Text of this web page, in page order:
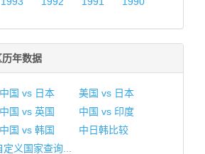
历年数据
中国 vs 日本
美国 vs 日本
中国 vs 英国
中国 vs 印度
中国 vs 韩国
中日韩比较
定义国家查询...